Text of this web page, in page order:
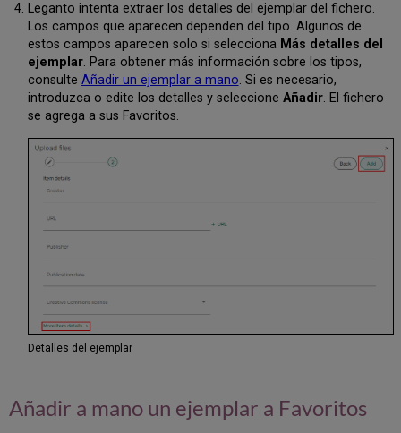
Leganto intenta extraer los detalles del ejemplar del fichero.
Los campos que aparecen dependen del tipo. Algunos de
estos campos aparecen solo si selecciona Más detalles del
ejemplar. Para obtener más información sobre los tipos,
consulte Añadir un ejemplar a mano. Si es necesario,
introduzca o edite los detalles y seleccione Añadir. El fichero
se agrega a sus Favoritos.
Detalles del ejemplar
Añadir a mano un ejemplar a Favoritos